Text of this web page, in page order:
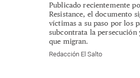
Publicado recientemente
Resistance, el documento
víctimas a su paso por los
subcontrata la
que migran.
Redacción El Salto